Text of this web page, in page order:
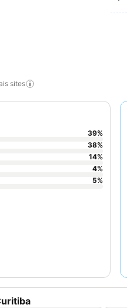
sites
39%
38%
14%
4%
5%